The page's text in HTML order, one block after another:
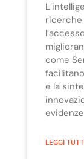
ricerche
come
e la
LEGGI